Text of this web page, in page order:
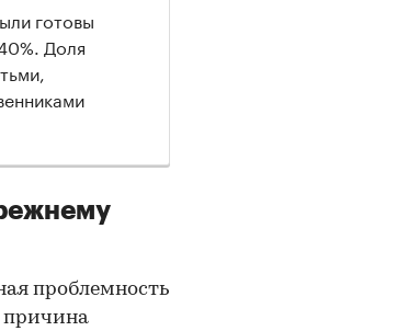
готовы
Доля
проблемность
причина